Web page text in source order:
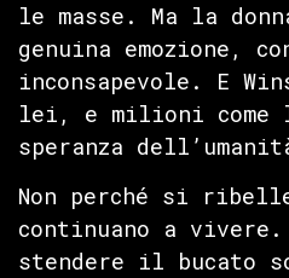
le masse. Ma la
genuina emozione,
inconsapevole. E
lei, e milioni come
speranza
Non perché si
continuano a
stendere il bucato